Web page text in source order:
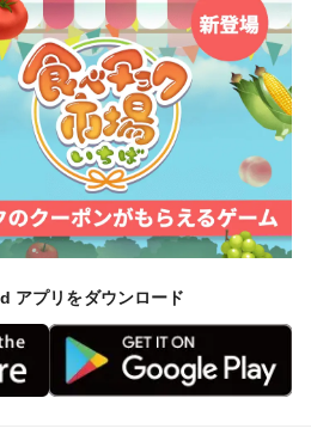
アプリをダウンロード